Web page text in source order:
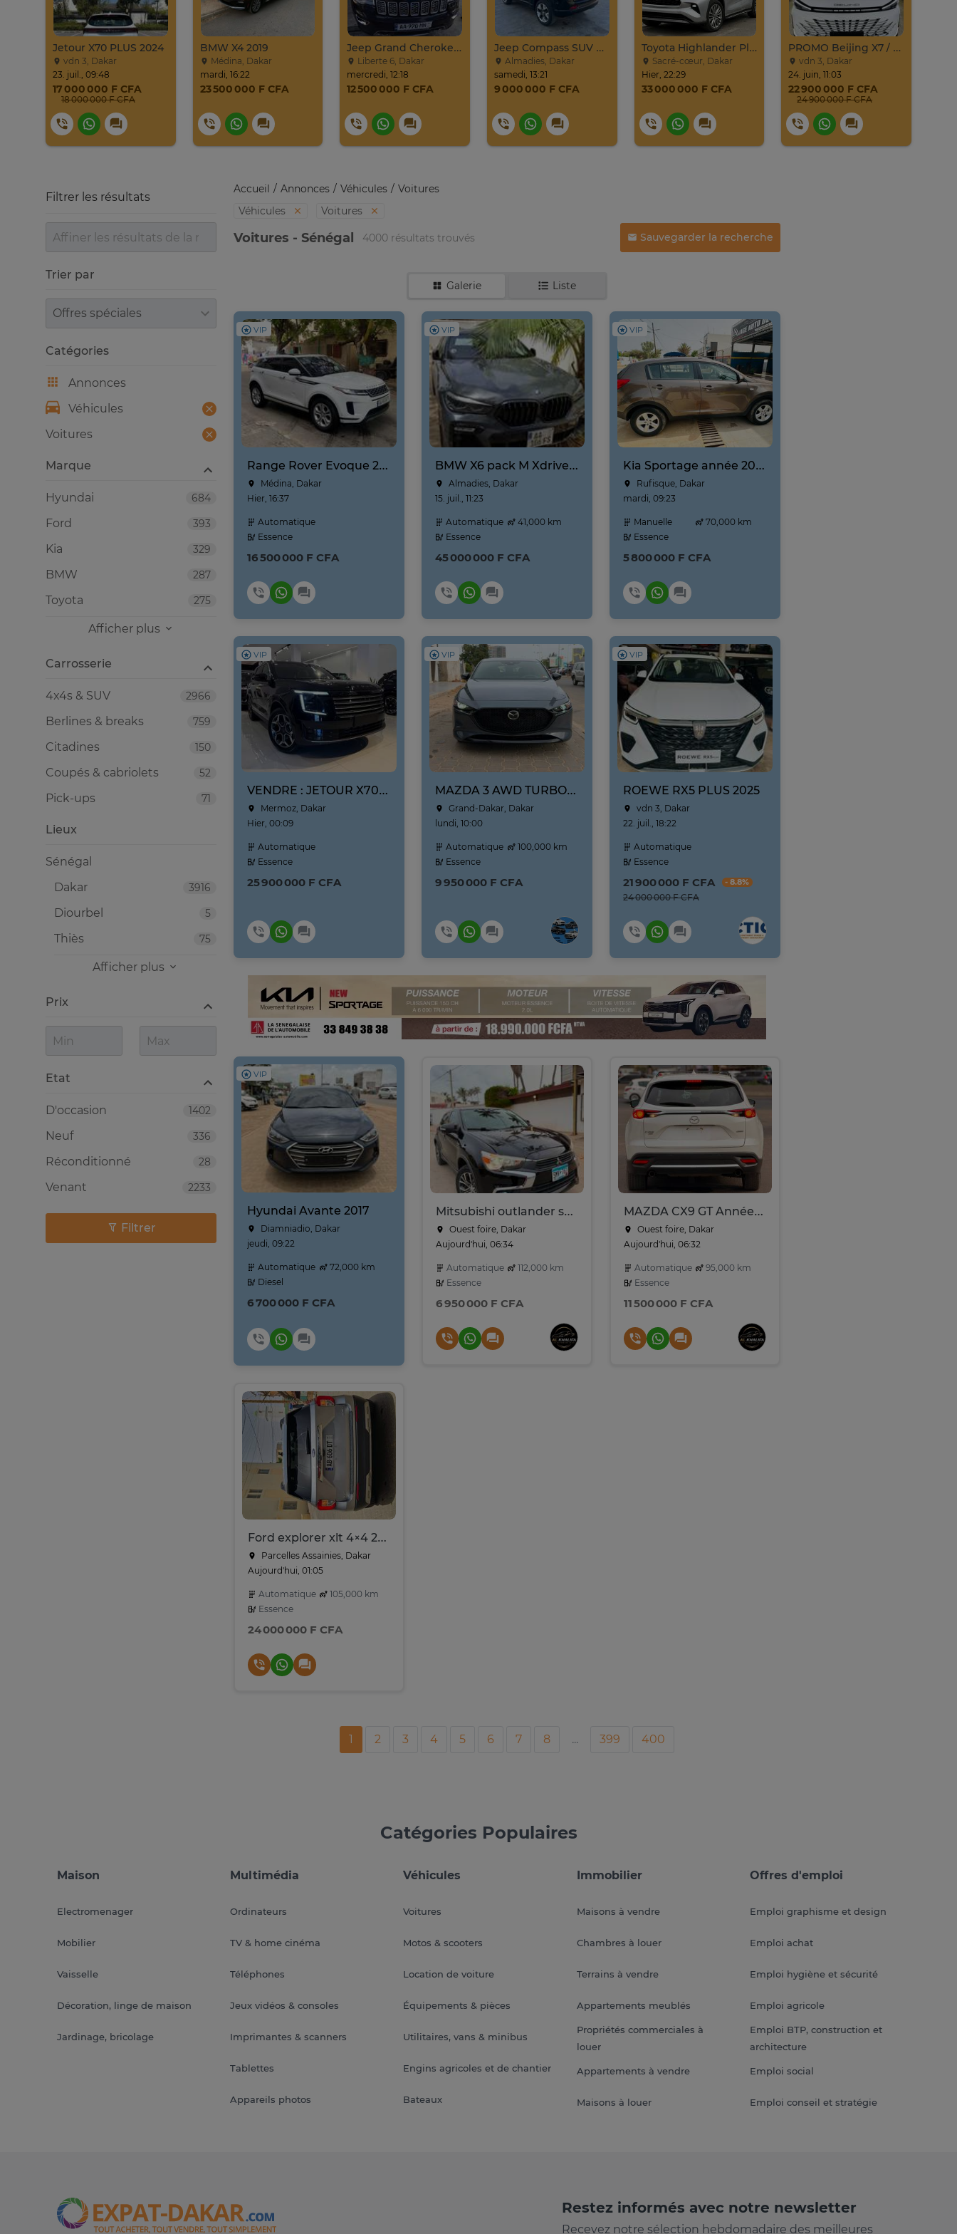
Jetour X70 PLUS 2024
vdn 3, Dakar
23. juil., 09:48
17 000 000 F CFA
18 000 000 F CFA
BMW X4 2019
Médina, Dakar
mardi, 16:22
23 500 000 F CFA
Jeep Grand Cherokee Overland 2019 À Vendre
Liberte 6, Dakar
mercredi, 12:18
12 500 000 F CFA
Jeep Compass SUV Noir Essence Automatique
Almadies, Dakar
samedi, 13:21
9 000 000 F CFA
Toyota Highlander Platinium 2023
Sacré-cœur, Dakar
Hier, 22:29
33 000 000 F CFA
PROMO Beijing X7 / 2025
vdn 3, Dakar
24. juin, 11:03
22 900 000 F CFA
24 900 000 F CFA
Accueil Annonces Véhicules
Voitures
Véhicules
Voitures
Voitures - Sénégal 4000 résultats trouvés Sauvegarder la recherche
Galerie Liste
VIP
Range Rover Evoque 2020
Médina, Dakar
Hier, 16:37
Automatique
Essence
16 500 000 F CFA
VIP
BMW X6 pack M Xdrive 40i Année 2021-2022 prix négociable
Almadies, Dakar
15. juil., 11:23
Automatique
41,000 km
Essence
45 000 000 F CFA
VIP
Kia Sportage année 2025
Rufisque, Dakar
mardi, 09:23
Manuelle
70,000 km
Essence
5 800 000 F CFA
VIP
VENDRE : JETOUR X70L NEUF NOUVEAU MODÈLE ANNE 2026
Mermoz, Dakar
Hier, 00:09
Automatique
Essence
25 900 000 F CFA
VIP
MAZDA 3 AWD TURBO 2021
Grand-Dakar, Dakar
lundi, 10:00
Automatique
100,000 km
Essence
9 950 000 F CFA
VIP
ROEWE RX5 PLUS 2025
vdn 3, Dakar
22. juil., 18:22
Automatique
Essence
21 900 000 F CFA - 8.8%
24 000 000 F CFA
VIP
Hyundai Avante 2017
Diamniadio, Dakar
jeudi, 09:22
Automatique
72,000 km
Diesel
6 700 000 F CFA
Mitsubishi outlander sport Année 2017
Ouest foire, Dakar
Aujourd'hui, 06:34
Automatique
112,000 km
Essence
6 950 000 F CFA
MAZDA CX9 GT Année : 2017
Ouest foire, Dakar
Aujourd'hui, 06:32
Automatique
95,000 km
Essence
11 500 000 F CFA
Ford explorer xlt 4×4 2023
Parcelles Assainies, Dakar
Aujourd'hui, 01:05
Automatique
105,000 km
Essence
24 000 000 F CFA
1 2 3 4 5 6 7 8 ... 399 400
Filtrer les résultats
Trier par
Trier par
Catégories
Annonces
Véhicules
Voitures
Lieux
Sénégal
3916
Dakar
5
Diourbel
75
Thiès
Afficher plus
Prix
Etat
1402
D'occasion
336
Neuf
28
Réconditionné
2233
Venant
Marque
684
Hyundai
393
Ford
329
Kia
287
BMW
275
Toyota
Afficher plus
Carrosserie
2966
4x4s & SUV
759
Berlines & breaks
150
Citadines
52
Coupés & cabriolets
71
Pick-ups
Filtrer
Catégories Populaires
Maison
Electromenager
Mobilier
Vaisselle
Décoration, linge de maison
Jardinage, bricolage
Multimédia
Ordinateurs
TV & home cinéma
Téléphones
Jeux vidéos & consoles
Imprimantes & scanners
Tablettes
Appareils photos
Véhicules
Voitures
Motos & scooters
Location de voiture
Équipements & pièces
Utilitaires, vans & minibus
Engins agricoles et de chantier
Bateaux
Immobilier
Maisons à vendre
Chambres à louer
Terrains à vendre
Appartements meublés
Propriétés commerciales à
louer
Appartements à vendre
Maisons à louer
Offres d'emploi
Emploi graphisme et design
Emploi achat
Emploi hygiène et sécurité
Emploi agricole
Emploi BTP, construction et
architecture
Emploi social
Emploi conseil et stratégie
Restez informés avec notre newsletter
Recevez notre sélection hebdomadaire des meilleures